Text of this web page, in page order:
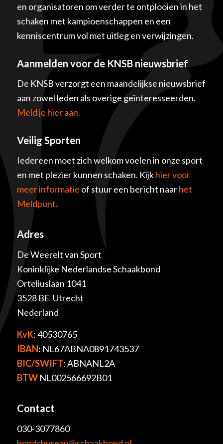
en organisatoren om verder te ontplooien in het
schaken met kampioenschappen en een
kenniscentrum vol met uitleg en verwijzingen.
Aanmelden voor de KNSB nieuwsbrief
De KNSB verzorgt een maandelijkse nieuwsbrief
aan zowel leden als overige geïnteresseerden.
Meld je hier aan.
Veilig Sporten
Iedereen moet zich welkom voelen in onze sport
en met plezier kunnen schaken. Kijkhier voor
meer informatie of stuur een bericht naarhet
Meldpunt.
Adres
De Weerelt van Sport
Koninklijke Nederlandse Schaakbond
Orteliuslaan 1041
3528 BE Utrecht
Nederland
KvK: 40530765
IBAN: NL67ABNA0891743537
BIC/SWIFT: ABNANL2A
BTWNL002566692B01
Contact
030-3077860